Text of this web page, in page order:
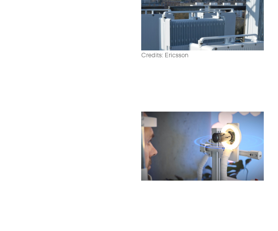
Credits: Ericsson